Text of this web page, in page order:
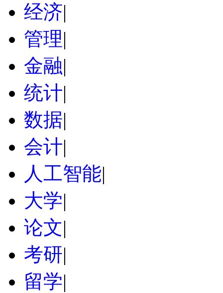
经济|
管理|
金融|
统计|
数据|
会计|
人工智能|
大学|
论文|
考研|
留学|